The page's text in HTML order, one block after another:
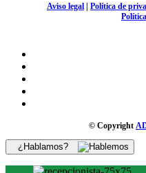
Aviso legal | Política de
© Copyright
¿Hablamos?